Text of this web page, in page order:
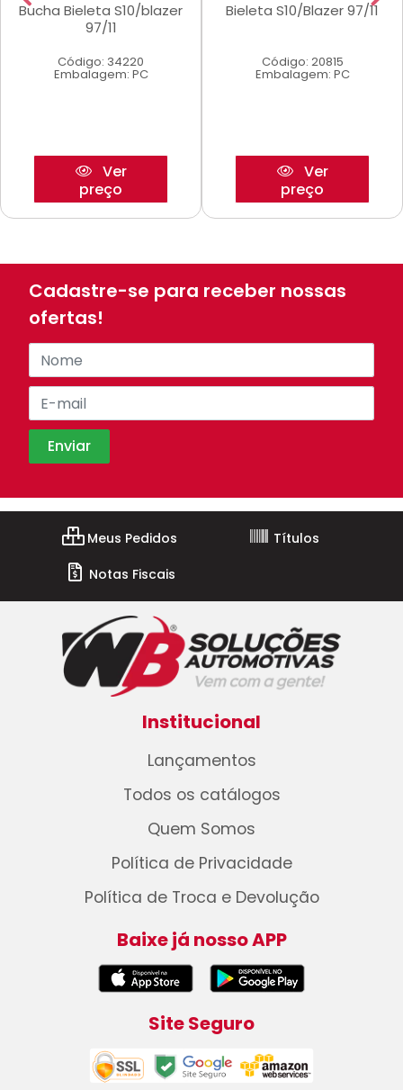
Bucha Bieleta S10/blazer
97/11
Código: 34220
Embalagem: PC
Ver
preço
Bieleta S10/Blazer 97/11
Código: 20815
Embalagem: PC
Ver
preço
Cadastre-se para receber nossas
ofertas!
Meus Pedidos
Títulos
Notas Fiscais
Institucional
Lançamentos
Todos os catálogos
Quem Somos
Política de Privacidade
Política de Troca e Devolução
Baixe já nosso APP
Site Seguro